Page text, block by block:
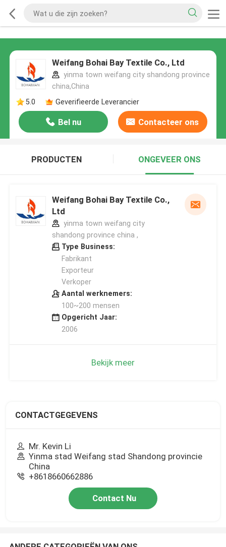
Weifang Bohai Bay Textile Co., Ltd
yinma town weifang city shandong province
china,China
5.0
Geverifieerde Leverancier
Bel nu Contacteer ons
PRODUCTEN ONGEVEER ONS
Weifang Bohai Bay Textile Co.,
Ltd
yinma town weifang city
shandong province china ,
Type Business:
Fabrikant
Exporteur
Verkoper
Aantal werknemers:
100~200 mensen
Opgericht Jaar:
2006
Bekijk meer
CONTACTGEGEVENS
Mr. Kevin Li
Yinma stad Weifang stad Shandong provincie
China
+8618660662886
Contact Nu